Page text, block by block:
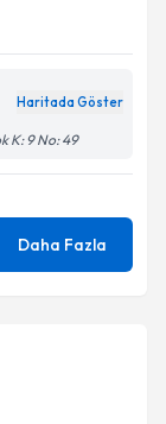
Haritada Göster
K: 9 No: 49
Daha Fazla